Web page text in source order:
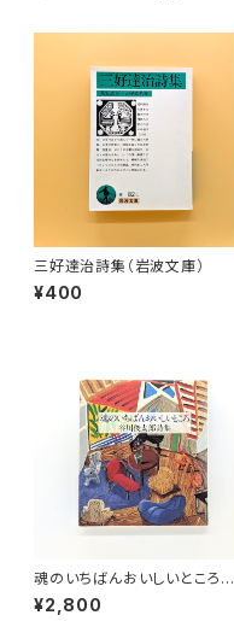
三好達治詩集（岩波文庫）
¥400
魂のいちばんおいしいところ
谷川俊太郎詩集
¥2,800